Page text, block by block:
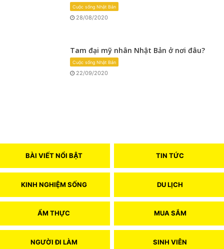
Cuộc sống Nhật Bản
28/08/2020
Tam đại mỹ nhân Nhật Bản ở nơi đâu?
Cuộc sống Nhật Bản
22/09/2020
BÀI VIẾT NỔI BẬT TIN TỨC
KINH NGHIỆM SỐNG DU LỊCH
ẨM THỰC MUA SẮM
NGƯỜI ĐI LÀM SINH VIÊN